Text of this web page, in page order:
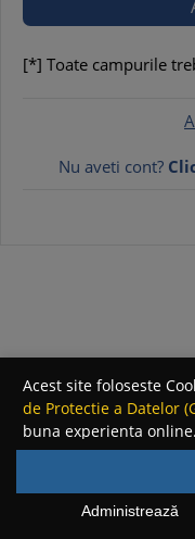
Acest site foloseste
de Protectie a Datelor
buna experienta
imbunatatim
cititorul, o experienta
rapida. Ele sunt
nostri de incredere.
Administrează
[*] Toate campurile
Nu aveti cont?